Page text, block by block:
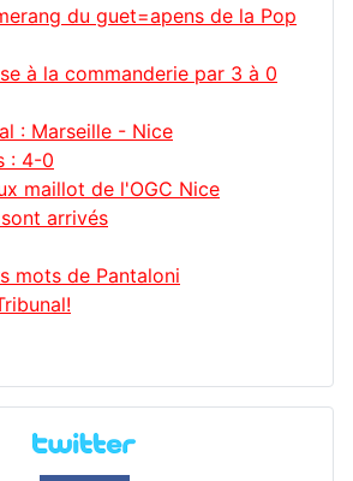
du guet=apens de la Pop
à la commanderie par 3 à 0
: Marseille - Nice
: 4-0
maillot de l'OGC Nice
arrivés
mots de Pantaloni